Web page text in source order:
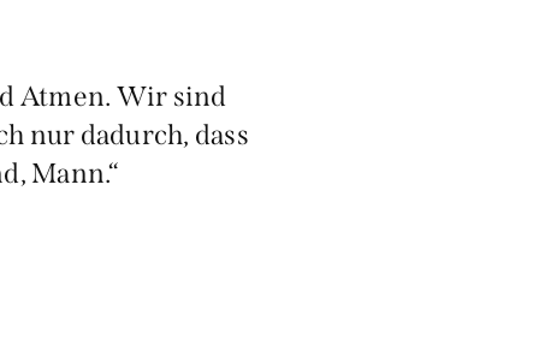
Atmen. Wir sind
nur dadurch, dass
Mann.“